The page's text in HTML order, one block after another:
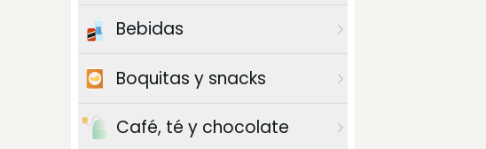
Bebidas
Boquitas y snacks
Café, té y chocolate